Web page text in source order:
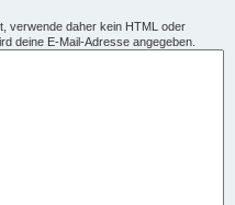
verwende daher kein HTML oder
deine E-Mail-Adresse angegeben.